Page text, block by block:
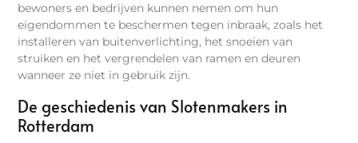
bewoners en bedrijven kunnen nemen om hun
eigendommen te beschermen tegen inbraak, zoals het
installeren van buitenverlichting, het snoeien van
struiken en het vergrendelen van ramen en deuren
wanneer ze niet in gebruik zijn.
De geschiedenis van Slotenmakers in
Rotterdam